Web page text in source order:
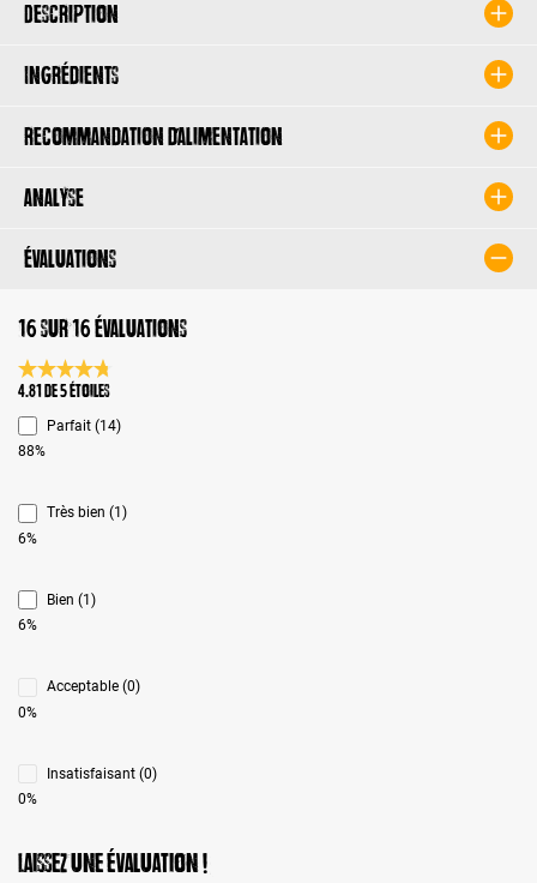
Description
Ingrédients
Recommandation d’alimentation
Analyse
Évaluations
16 sur 16 évaluations
Note moyenne de 4.8 sur 5 étoiles
4.81 de 5 Étoiles
Parfait (14)
88%
Très bien (1)
6%
Bien (1)
6%
Acceptable (0)
0%
Insatisfaisant (0)
0%
Laissez une évaluation !